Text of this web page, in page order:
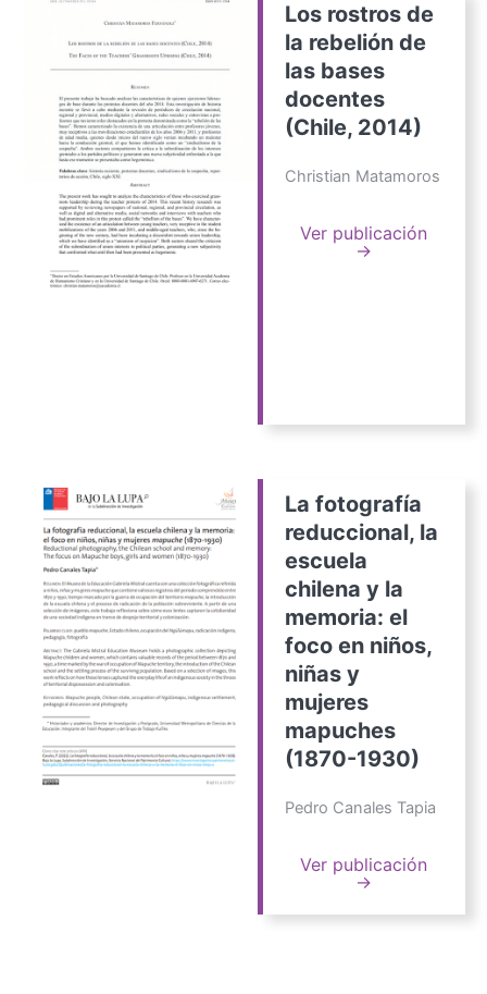
Los rostros de
la rebelión de
las bases
docentes
(Chile, 2014)
Christian Matamoros
Ver publicación
→
La fotografía
reduccional, la
escuela
chilena y la
memoria: el
foco en niños,
niñas y
mujeres
mapuches
(1870-1930)
Pedro Canales Tapia
Ver publicación
→